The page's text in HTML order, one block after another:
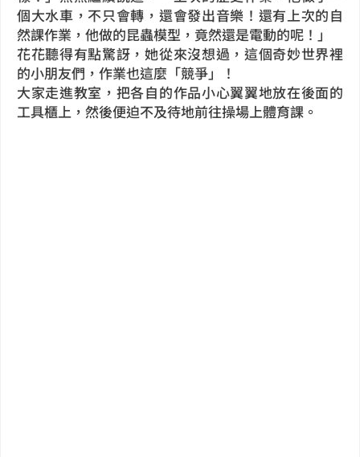
個大水車，不只會轉，還會發出音樂！還有上次的自
然課作業，他做的昆蟲模型，竟然還是電動的呢！」
花花聽得有點驚訝，她從來沒想過，這個奇妙世界裡
的小朋友們，作業也這麼「競爭」！
大家走進教室，把各自的作品小心翼翼地放在後面的
工具櫃上，然後便迫不及待地前往操場上體育課。